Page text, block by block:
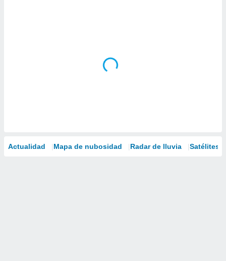
Actualidad Mapa de nubosidad Radar de lluvia Satélites